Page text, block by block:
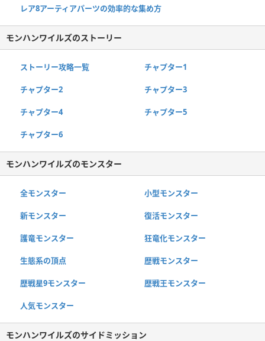
レア8アーティアパーツの効率的な集め方
モンハンワイルズのストーリー
ストーリー攻略一覧 チャプター1
チャプター2 チャプター3
チャプター4 チャプター5
チャプター6
モンハンワイルズのモンスター
全モンスター 小型モンスター
新モンスター 復活モンスター
護竜モンスター 狂竜化モンスター
生態系の頂点 歴戦モンスター
歴戦星9モンスター 歴戦王モンスター
人気モンスター
モンハンワイルズのサイドミッション